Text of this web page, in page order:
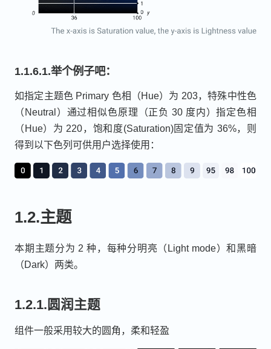
1.1.6.1.举个例子吧：
如指定主题色 Primary 色相（Hue）为 203，特殊中性色
（Neutral）通过相似色原理（正负 30 度内）指定色相
（Hue）为 220，饱和度(Saturation)固定值为 36%，则
得到以下色列可供用户选择使用：
1.2.主题
本期主题分为 2 种，每种分明亮（Light mode）和黑暗
（Dark）两类。
1.2.1.圆润主题
组件一般采用较大的圆角，柔和轻盈